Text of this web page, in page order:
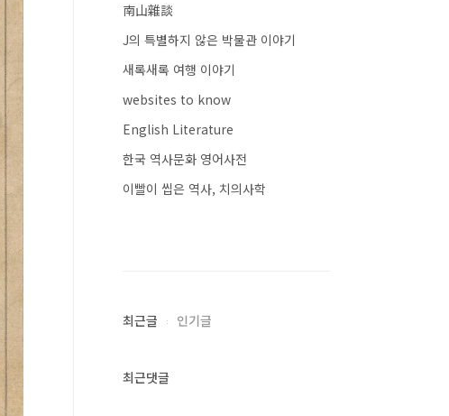
南山雜談
J의 특별하지 않은 박물관 이야기
새록새록 여행 이야기
websites to know
English Literature
한국 역사문화 영어사전
이빨이 씹은 역사, 치의사학
최근글 인기글
최근댓글